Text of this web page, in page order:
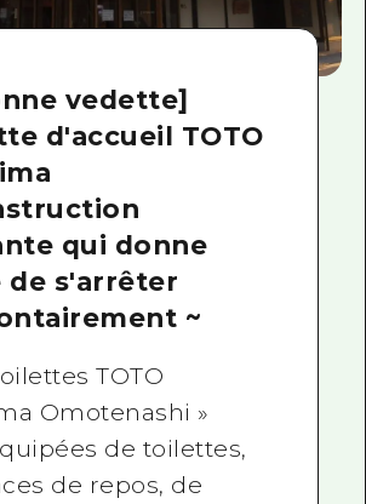
vedette]
d'accueil TOTO
qui donne
de s'arrêter
~
TOTO
Omotenashi »
de toilettes,
de repos, de